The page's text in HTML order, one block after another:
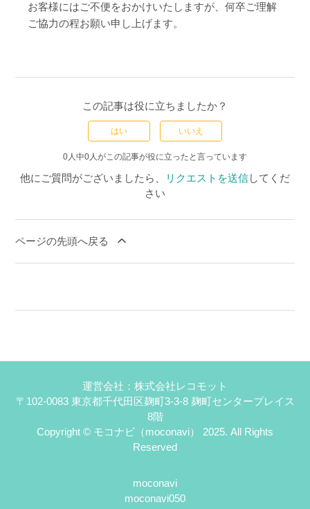
お客様にはご不便をおかけいたしますが、何卒ご理解
ご協力の程お願い申し上げます。
この記事は役に立ちましたか？
はい いいえ
0人中0人がこの記事が役に立ったと言っています
他にご質問がございましたら、 リクエストを送信してくだ
さい
ページの先頭へ戻る
運営会社：株式会社レコモット
〒102-0083 東京都千代田区麹町3-3-8 麹町センタープレイス
8階
Copyright © モコナビ（moconavi） 2025. All Rights
Reserved
moconavi
moconavi050